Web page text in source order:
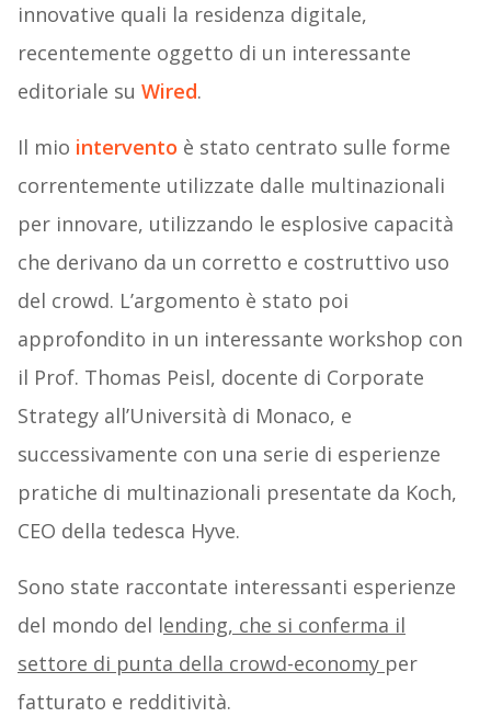
innovative quali la residenza digitale,
recentemente oggetto di un interessante
editoriale su Wired.
Il mio intervento è stato centrato sulle forme
correntemente utilizzate dalle multinazionali
per innovare, utilizzando le esplosive capacità
che derivano da un corretto e costruttivo uso
del crowd. L’argomento è stato poi
approfondito in un interessante workshop con
il Prof. Thomas Peisl, docente di Corporate
Strategy all’Università di Monaco, e
successivamente con una serie di esperienze
pratiche di multinazionali presentate da Koch,
CEO della tedesca Hyve.
Sono state raccontate interessanti esperienze
del mondo del lending, che si conferma il
settore di punta della crowd-economy per
fatturato e redditività.